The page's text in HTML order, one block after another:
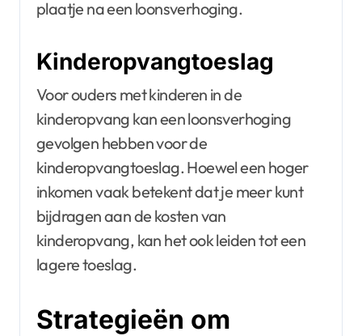
plaatje na een loonsverhoging.
Kinderopvangtoeslag
Voor ouders met kinderen in de
kinderopvang kan een loonsverhoging
gevolgen hebben voor de
kinderopvangtoeslag. Hoewel een hoger
inkomen vaak betekent dat je meer kunt
bijdragen aan de kosten van
kinderopvang, kan het ook leiden tot een
lagere toeslag.
Strategieën om